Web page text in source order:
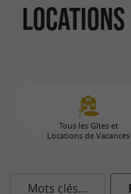
Tous les Gîtes et
Locations de Vacances
Mots clés...